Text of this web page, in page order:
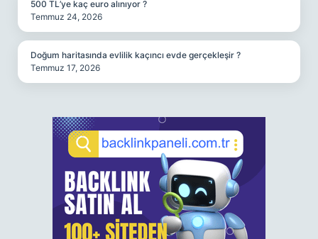
500 TL’ye kaç euro alınıyor ?
Temmuz 24, 2026
Doğum haritasında evlilik kaçıncı evde gerçekleşir ?
Temmuz 17, 2026